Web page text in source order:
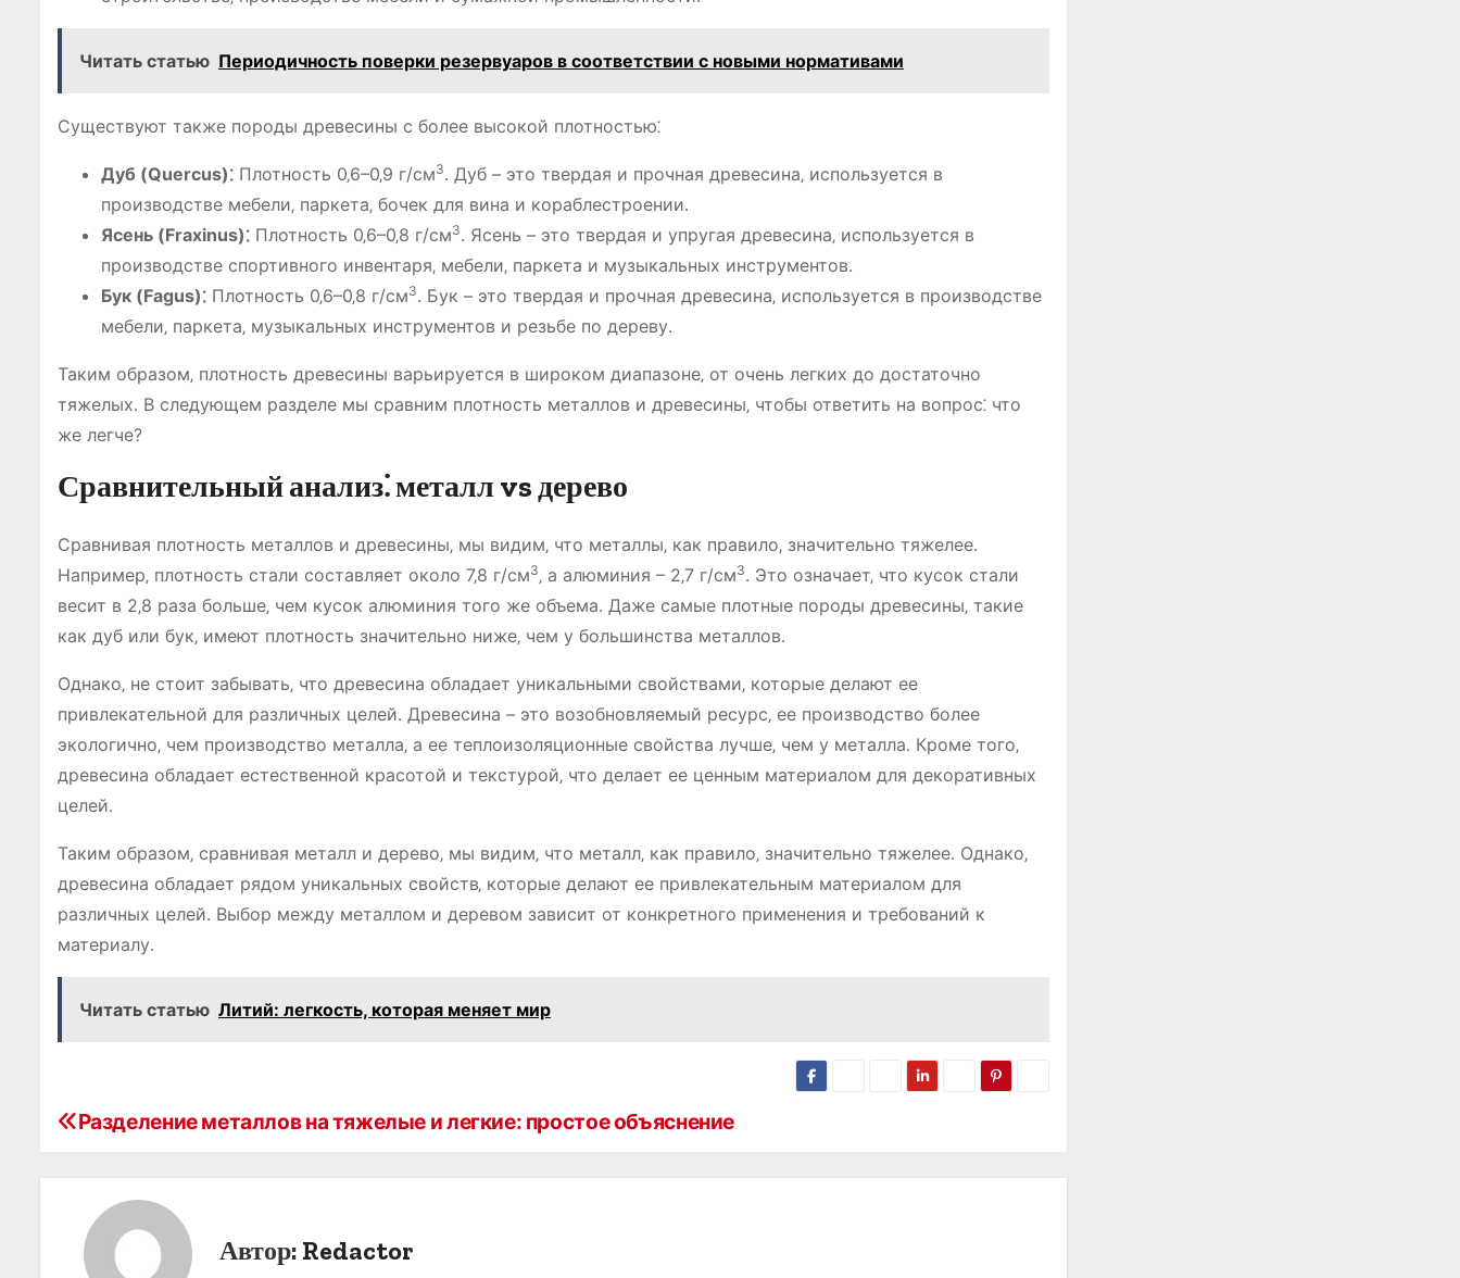
Читать статью Периодичность поверки резервуаров в соответствии с новыми нормативами
Существуют также породы древесины с более высокой плотностью⁚
Дуб (Quercus)⁚ Плотность 0‚6–0‚9 г/см3․ Дуб – это твердая и прочная древесина‚ используется в
производстве мебели‚ паркета‚ бочек для вина и кораблестроении․
Ясень (Fraxinus)⁚ Плотность 0‚6–0‚8 г/см3․ Ясень – это твердая и упругая древесина‚ используется в
производстве спортивного инвентаря‚ мебели‚ паркета и музыкальных инструментов․
Бук (Fagus)⁚ Плотность 0‚6–0‚8 г/см3․ Бук – это твердая и прочная древесина‚ используется в производстве
мебели‚ паркета‚ музыкальных инструментов и резьбе по дереву․
Таким образом‚ плотность древесины варьируется в широком диапазоне‚ от очень легких до достаточно
тяжелых․ В следующем разделе мы сравним плотность металлов и древесины‚ чтобы ответить на вопрос⁚ что
же легче?
Сравнительный анализ⁚ металл vs дерево
Сравнивая плотность металлов и древесины‚ мы видим‚ что металлы‚ как правило‚ значительно тяжелее․
Например‚ плотность стали составляет около 7‚8 г/см3‚ а алюминия – 2‚7 г/см3․ Это означает‚ что кусок стали
весит в 2‚8 раза больше‚ чем кусок алюминия того же объема․ Даже самые плотные породы древесины‚ такие
как дуб или бук‚ имеют плотность значительно ниже‚ чем у большинства металлов․
Однако‚ не стоит забывать‚ что древесина обладает уникальными свойствами‚ которые делают ее
привлекательной для различных целей․ Древесина – это возобновляемый ресурс‚ ее производство более
экологично‚ чем производство металла‚ а ее теплоизоляционные свойства лучше‚ чем у металла․ Кроме того‚
древесина обладает естественной красотой и текстурой‚ что делает ее ценным материалом для декоративных
целей․
Таким образом‚ сравнивая металл и дерево‚ мы видим‚ что металл‚ как правило‚ значительно тяжелее․ Однако‚
древесина обладает рядом уникальных свойств‚ которые делают ее привлекательным материалом для
различных целей․ Выбор между металлом и деревом зависит от конкретного применения и требований к
материалу․
Читать статью Литий: легкость, которая меняет мир
НРазделение металлов на тяжелые и легкие: простое объяснение
Автор: Redactor